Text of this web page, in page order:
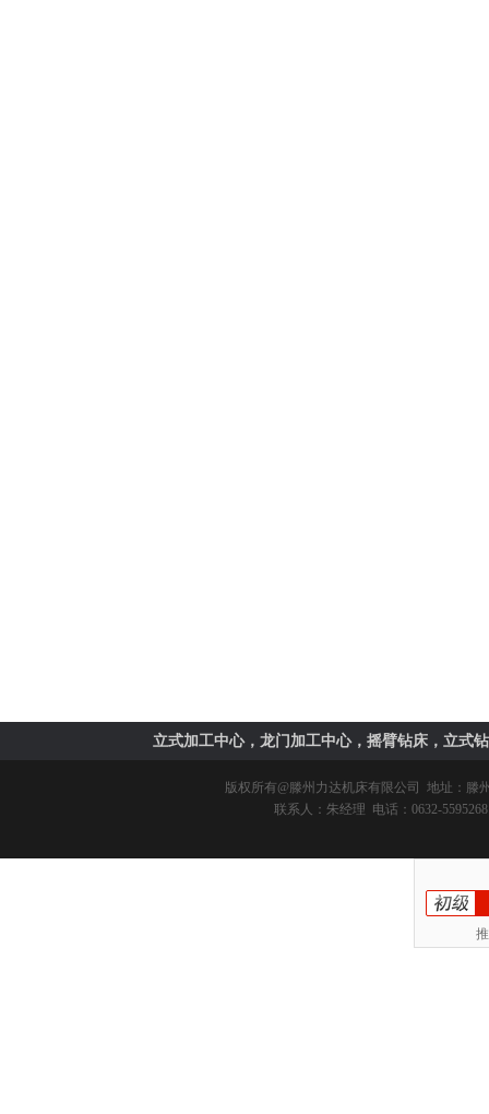
立式加工中心，龙门加工中心，摇臂钻床，立式
版权所有@滕州力达机床有限公司
地址：滕
联系人：朱经理 电话：0632-